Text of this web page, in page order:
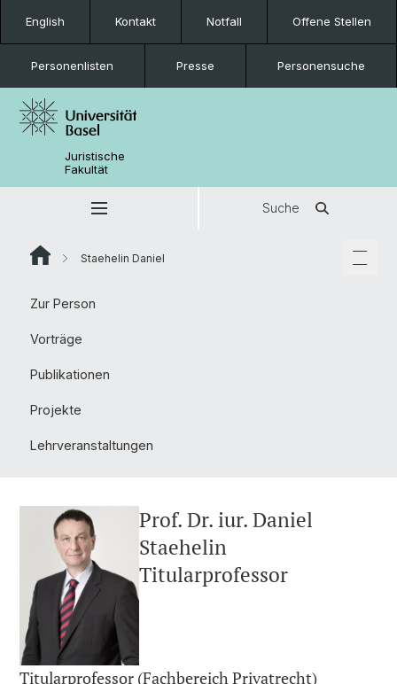
English Kontakt Notfall Offene Stellen
Personenlisten Presse Personensuche
Juristische
Fakultät
Suche
Staehelin Daniel
Zur Person
Vorträge
Publikationen
Projekte
Lehrveranstaltungen
Prof. Dr. iur. Daniel
Staehelin
Titularprofessor
Titularprofessor (Fachbereich Privatrecht)